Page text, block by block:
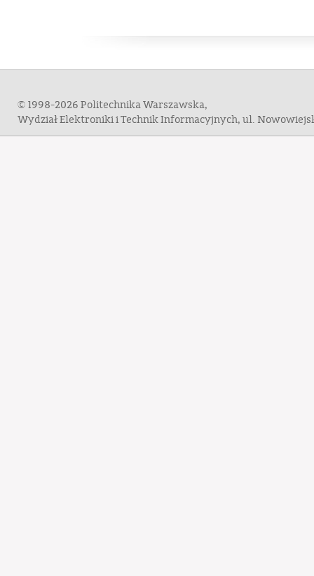
© 1998-2026 Politechnika Warszawska,
Wydział Elektroniki i Technik Informacyjnych, ul.